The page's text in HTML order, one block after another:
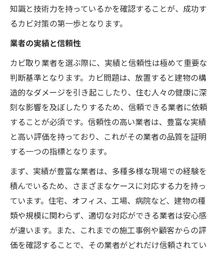
知識と技術力を持っているかを確認することが、成功す
るカビ対策の第一歩となります。
業者の実績と信頼性
カビ取り業者を選ぶ際に、実績と信頼性は極めて重要な
判断基準となります。カビ問題は、放置すると建物の構
造的なダメージを引き起こしたり、住む人々の健康に深
刻な影響を及ぼしたりするため、信頼できる業者に依頼
することが必須です。信頼性の高い業者は、豊富な実績
と高い評価を持っており、これがその業者の品質を証明
する一つの指標となります。
まず、実績が豊富な業者は、多種多様な現場での経験を
積んでいるため、さまざまなケースに対応する力を持っ
ています。住宅、オフィス、工場、病院など、建物の種
類や規模に関わらず、適切な対応ができる業者は安心感
が違います。また、これまでの施工事例や顧客からの評
価を確認することで、その業者がどれだけ信頼されてい